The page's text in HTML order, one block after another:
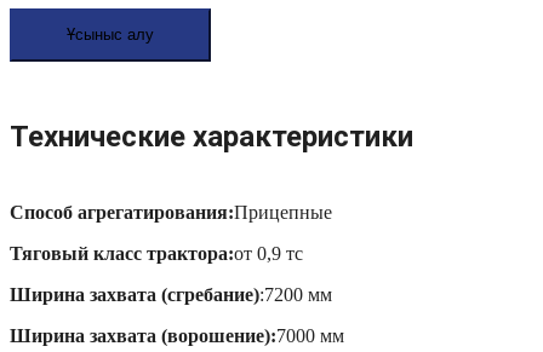
Ұсыныс алу
Технические характеристики
Споcоб агрегатирования:Прицепные
Тяговый класс трактора:от 0,9 тс
Ширина захвата (сгребание):7200 мм
Ширина захвата (ворошение):7000 мм